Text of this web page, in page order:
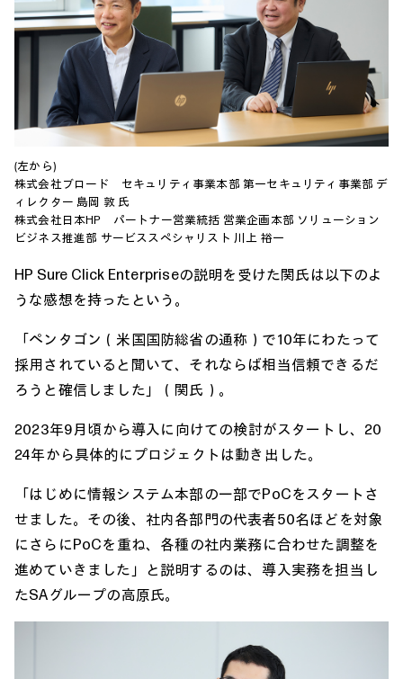
(左から)
株式会社ブロード セキュリティ事業本部 第一セキュリティ事業部 デ
ィレクター 島岡 敦 氏
株式会社日本HP パートナー営業統括 営業企画本部 ソリューション
ビジネス推進部 サービススペシャリスト 川上 裕一
HP Sure Click Enterpriseの説明を受けた関氏は以下のよ
うな感想を持ったという。
「ペンタゴン（米国国防総省の通称）で10年にわたって
採用されていると聞いて、それならば相当信頼できるだ
ろうと確信しました」（関氏）。
2023年9月頃から導入に向けての検討がスタートし、20
24年から具体的にプロジェクトは動き出した。
「はじめに情報システム本部の一部でPoCをスタートさ
せました。その後、社内各部門の代表者50名ほどを対象
にさらにPoCを重ね、各種の社内業務に合わせた調整を
進めていきました」と説明するのは、導入実務を担当し
たSAグループの高原氏。